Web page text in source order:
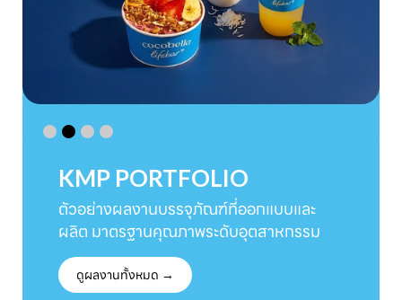
KMP PORTFOLIO
ตัวอย่างผลงานบรรจุภัณฑ์ที่ออกแบบและ
ผลิต มาตรฐานคุณภาพระดับอุตสาหกรรม
ดูผลงานทั้งหมด →